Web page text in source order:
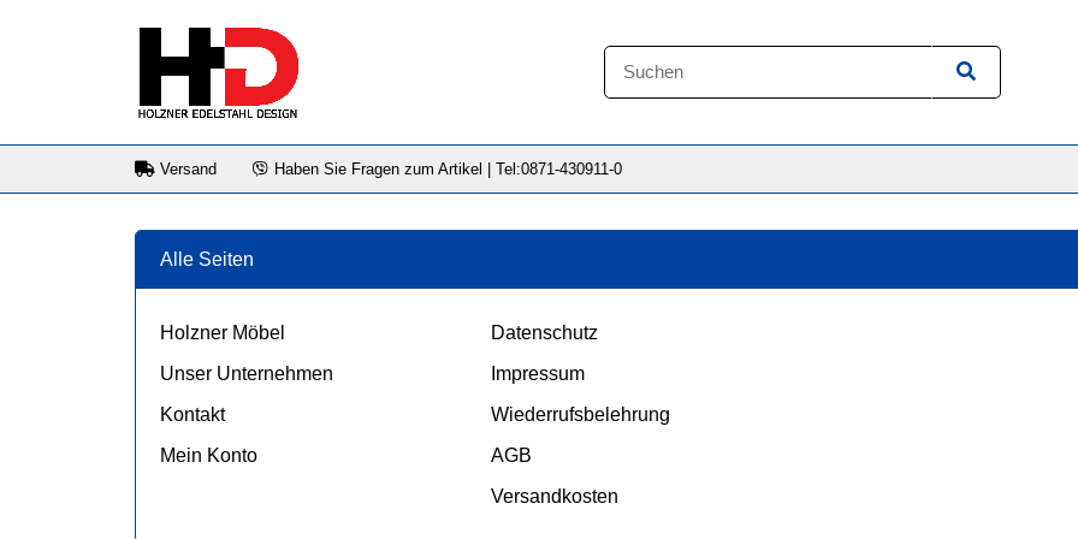
Versand Haben Sie Fragen zum Artikel | Tel:0871-430911-0
Alle Seiten
Holzner Möbel
Unser Unternehmen
Kontakt
Mein Konto
Datenschutz
Impressum
Wiederrufsbelehrung
AGB
Versandkosten